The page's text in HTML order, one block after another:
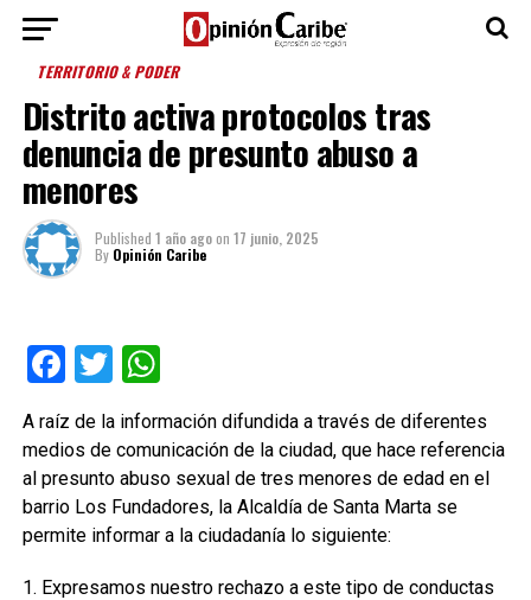
TERRITORIO & PODER
Distrito activa protocolos tras
denuncia de presunto abuso a
menores
Published 1 año agoon 17 junio, 2025
By Opinión Caribe
Facebook
TwitterWhatsApp
A raíz de la información difundida a través de diferentes
medios de comunicación de la ciudad, que hace referencia
al presunto abuso sexual de tres menores de edad en el
barrio Los Fundadores, la Alcaldía de Santa Marta se
permite informar a la ciudadanía lo siguiente:
1. Expresamos nuestro rechazo a este tipo de conductas